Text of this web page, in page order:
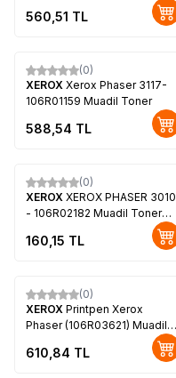
560,51 TL
(0)
XEROX Xerox Phaser 3117-
106R01159 Muadil Toner
588,54 TL
(0)
XEROX XEROX PHASER 3010
- 106R02182 Muadil Toner
160,15 TL
(0)
XEROX Printpen Xerox
Phaser (106R03621) Muadil
610,84 TL